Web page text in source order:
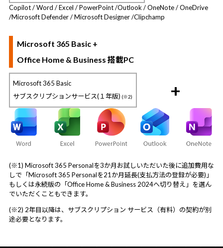
Copilot / Word / Excel / PowerPoint /Outlook / OneNote / OneDrive
/Microsoft Defender / Microsoft Designer /Clipchamp
Microsoft 365 Basic +
Office Home & Business 搭載PC
Microsoft 365 Basic
サブスクリプションサービス(１年版) (※2) +
(※1) Microsoft 365 Personalを3か月お試しいただいた後に追加費用な
しで「Microsoft 365 Personalを21か月延長(支払方法の登録が必要)」
もしくは永続版の「Office Home & Business 2024へ切り替え」を選ん
でいただくこともできます。
(※2) 2年目以降は、サブスクリプション サービス（有料）の契約が別
途必要となります。